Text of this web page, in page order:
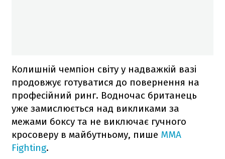
Колишній чемпіон світу у надважкій вазі
продовжує готуватися до повернення на
професійний ринг. Водночас британець
уже замислюється над викликами за
межами боксу та не виключає гучного
кросоверу в майбутньому, пише MMA
Fighting.